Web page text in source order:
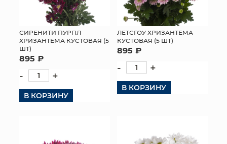
ОПТОВЫМ КЛИЕНТАМ
ДОСТАВКА И ОПЛАТА
КОНТАКТЫ
СИРЕНИТИ ПУРПЛ
ХРИЗАНТЕМА КУСТОВАЯ (5
ШТ)
895 ₽
- +
В КОРЗИНУ
ЛЕТСГОУ ХРИЗАНТЕМА
КУСТОВАЯ (5 ШТ)
895 ₽
- +
В КОРЗИНУ